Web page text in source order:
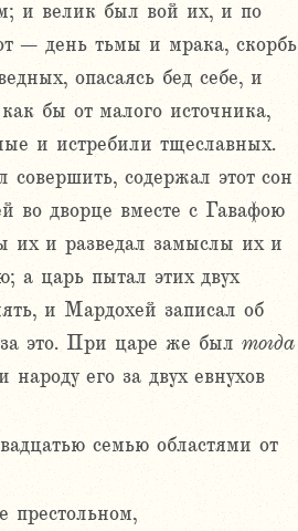
и велик был вой их, и по
– день тьмы и мрака, скорбь
опасаясь бед себе, и
бы от малого источника,
и истребили тщеславных.
совершить, содержал этот сон
во дворце вместе с Гавафою
их и разведал замыслы их и
а царь пытал этих двух
и Мардохей записал об
это. При царе же был тогда
его за двух евнухов
семью областями от
престольном,